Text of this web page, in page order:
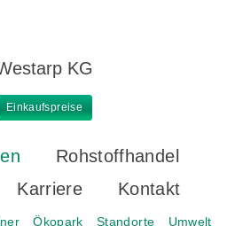
KG
Einkaufspreise
Ökopark Standorte
Umwelt
Rohstoffhandel
Karriere Kontakt